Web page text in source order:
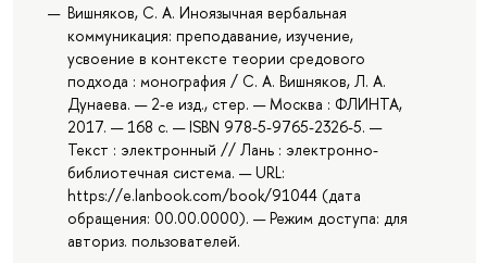
Вишняков, С. А. Иноязычная вербальная
коммуникация: преподавание, изучение,
усвоение в контексте теории средового
подхода : монография / С. А. Вишняков, Л. А.
Дунаева. — 2-е изд., стер. — Москва : ФЛИНТА,
2017. — 168 с. — ISBN 978-5-9765-2326-5. —
Текст : электронный // Лань : электронно-
библиотечная система. — URL:
https://e.lanbook.com/book/91044 (дата
обращения: 00.00.0000). — Режим доступа: для
авториз. пользователей.